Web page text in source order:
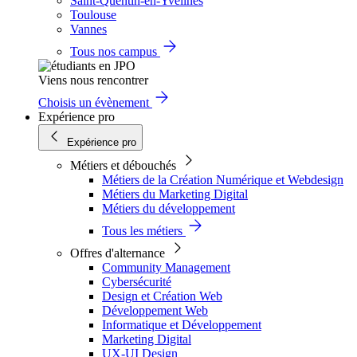
Toulouse
Vannes
Tous nos campus
Viens nous rencontrer
Choisis un évènement
Expérience pro
Expérience pro
Métiers et débouchés
Métiers de la Création Numérique et Webdesign
Métiers du Marketing Digital
Métiers du développement
Tous les métiers
Offres d'alternance
Community Management
Cybersécurité
Design et Création Web
Développement Web
Informatique et Développement
Marketing Digital
UX-UI Design